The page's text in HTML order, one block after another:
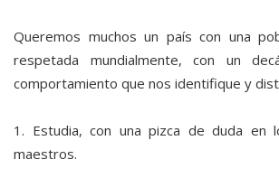
Queremos muchos un país con una
respetada mundialmente, con un
comportamiento que nos identifique y
1. Estudia, con una pizca de duda en
maestros.